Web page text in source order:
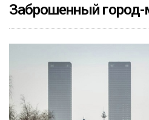
Заброшенный город-